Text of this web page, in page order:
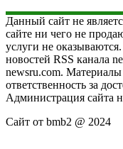
Данный сайт не
сайте ни чего не
услуги не
новостей RSS канала
newsru.com.
ответственность за
Администрация сайта
Сайт от bmb2 @ 2024